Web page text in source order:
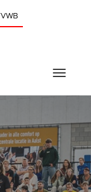
Toggle